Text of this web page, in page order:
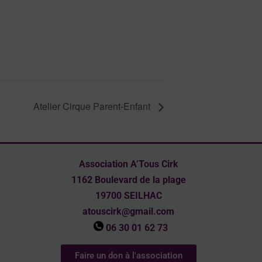
Atelier Cirque Parent-Enfant
Association A’Tous Cirk
1162 Boulevard de la plage
19700 SEILHAC
atouscirk@gmail.com
06 30 01 62 73
Faire un don à l'association